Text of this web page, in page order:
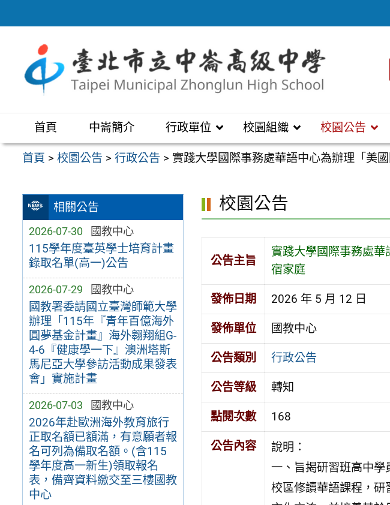
至
區
首頁 中崙簡介 行政單位 校園組織 校園公告
首頁 >校園公告 >行政公告 > 實踐大學國際事務處華語中心為辦理「美
相關公告
2026-07-30 國教中心
115學年度臺英學士培育計畫
錄取名單(高一)公告
2026-07-29 國教中心
國教署委請國立臺灣師範大學
辦理「115年『青年百億海外
圓夢基金計畫』海外翱翔組G-
4-6『健康學一下』澳洲塔斯
馬尼亞大學參訪活動成果發表
會」實施計畫
2026-07-03 國教中心
2026年赴歐洲海外教育旅行
正取名額已額滿，有意願者報
名可列為備取名額。(含115
學年度高一新生)領取報名
表，備齊資料繳交至三樓國教
中心
校園公告
公告主旨
實踐大學國際事務處華
宿家庭
發佈日期 2026 年 5 月 12 日
發佈單位 國教中心
公告類別 行政公告
公告等級 轉知
點閱次數 168
公告內容
說明：
一、旨揭研習班高中
校區修讀華語課程，